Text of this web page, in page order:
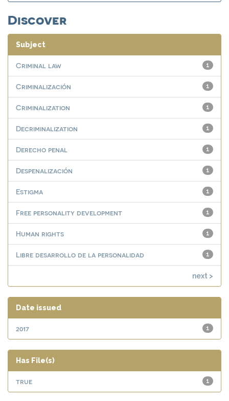
Discover
Subject
1
Criminal law
1
Criminalización
1
Criminalization
1
Decriminalization
1
Derecho penal
1
Despenalización
1
Estigma
1
Free personality development
1
Human rights
1
Libre desarrollo de la personalidad
next >
Date issued
1
2017
Has File(s)
1
true